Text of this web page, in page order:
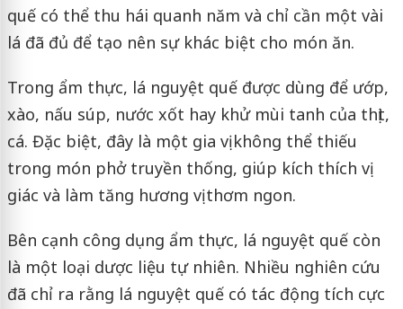
quế có thể thu hái quanh năm và chỉ cần một vài
lá đã đủ để tạo nên sự khác biệt cho món ăn.
Trong ẩm thực, lá nguyệt quế được dùng để ướp,
xào, nấu súp, nước xốt hay khử mùi tanh của thịt,
cá. Đặc biệt, đây là một gia vị không thể thiếu
trong món phở truyền thống, giúp kích thích vị
giác và làm tăng hương vị thơm ngon.
Bên cạnh công dụng ẩm thực, lá nguyệt quế còn
là một loại dược liệu tự nhiên. Nhiều nghiên cứu
đã chỉ ra rằng lá nguyệt quế có tác động tích cực